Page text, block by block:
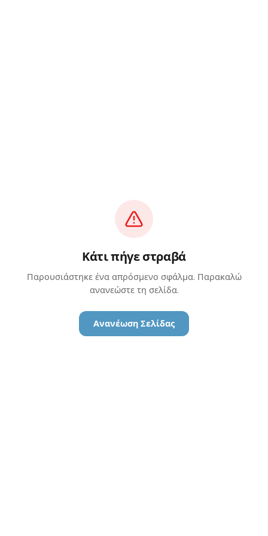
Κάτι πήγε στραβά
Παρουσιάστηκε ένα απρόσμενο σφάλμα. Παρακαλώ
ανανεώστε τη σελίδα.
Ανανέωση Σελίδας